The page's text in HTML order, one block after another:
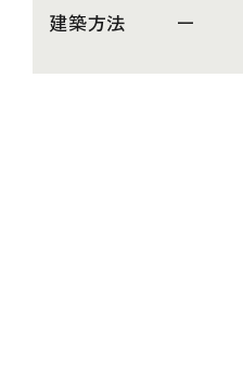
建築方法
ー